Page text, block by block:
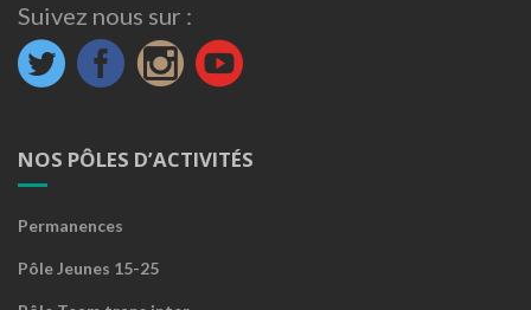
Suivez nous sur :
NOS PÔLES D’ACTIVITÉS
Permanences
Pôle Jeunes 15-25